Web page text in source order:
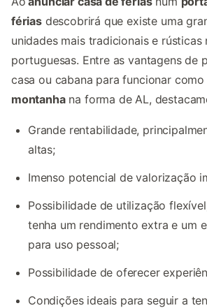
fériasdescobrirá que existe uma
unidades mais tradicionais e rústicas
portuguesas. Entre as vantagens de
casa ou cabana para funcionar como
montanhana forma de AL,
Grande rentabilidade,
altas;
Imenso potencial de valorização
Possibilidade de utilização
tenha um rendimento extra e um
para uso pessoal;
Possibilidade de oferecer
Condições ideais para seguir a